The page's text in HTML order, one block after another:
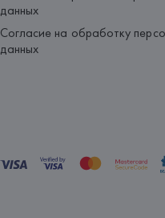
данных
Согласие на обработку
данных